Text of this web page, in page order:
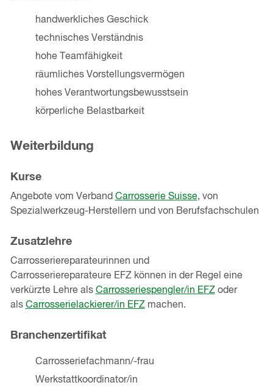
handwerkliches Geschick
technisches Verständnis
hohe Teamfähigkeit
räumliches Vorstellungsvermögen
hohes Verantwortungsbewusstsein
körperliche Belastbarkeit
Weiterbildung
Kurse
Angebote vom Verband Carrosserie Suisse, von
Spezialwerkzeug-Herstellern und von Berufsfachschulen
Zusatzlehre
Carrosseriereparateurinnen und
Carrosseriereparateure EFZ können in der Regel eine
verkürzte Lehre als Carrosseriespengler/in EFZoder
als Carrosserielackierer/in EFZmachen.
Branchenzertifikat
Carrosseriefachmann/-frau
Werkstattkoordinator/in